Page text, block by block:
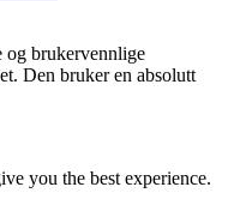
og brukervennlige
Den bruker en absolutt
you the best experience.